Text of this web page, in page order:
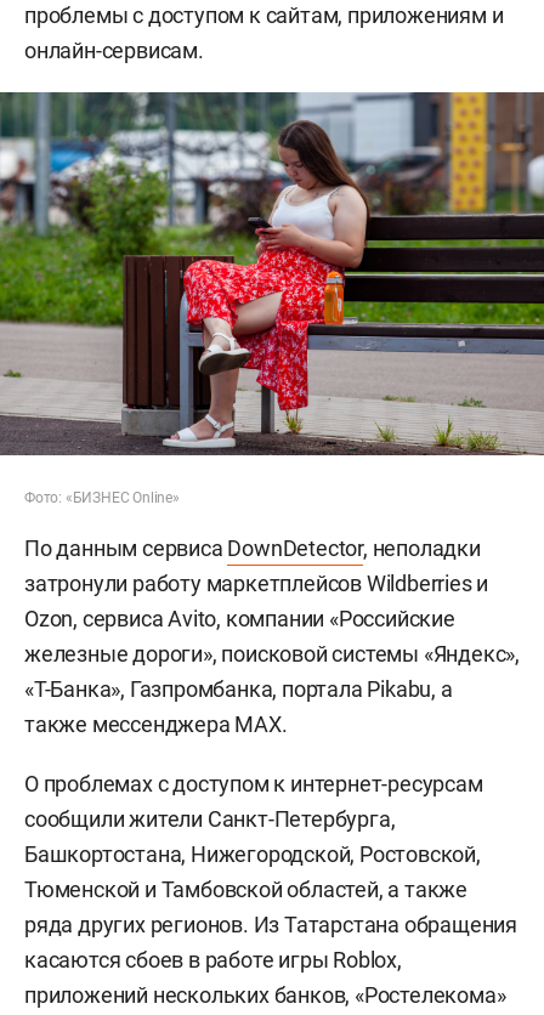
проблемы с доступом к сайтам, приложениям и
онлайн-сервисам.
Фото: «БИЗНЕС Online»
По данным сервиса DownDetector, неполадки
затронули работу маркетплейсов Wildberries и
Ozon, сервиса Avito, компании «Российские
железные дороги», поисковой системы «Яндекс»,
«Т-Банка», Газпромбанка, портала Pikabu, а
также мессенджера MAX.
О проблемах с доступом к интернет-ресурсам
сообщили жители Санкт-Петербурга,
Башкортостана, Нижегородской, Ростовской,
Тюменской и Тамбовской областей, а также
ряда других регионов. Из Татарстана обращения
касаются сбоев в работе игры Roblox,
приложений нескольких банков, «Ростелекома»